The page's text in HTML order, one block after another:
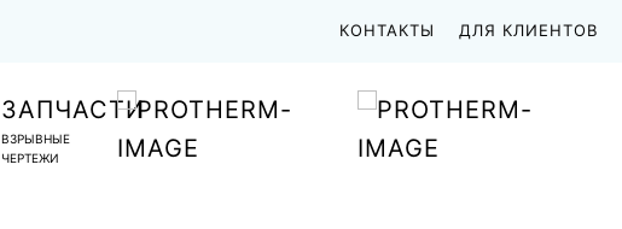
КОНТАКТЫ ДЛЯ КЛИЕНТОВ
ЗАПЧАСТИ
ВЗРЫВНЫЕ
ЧЕРТЕЖИ